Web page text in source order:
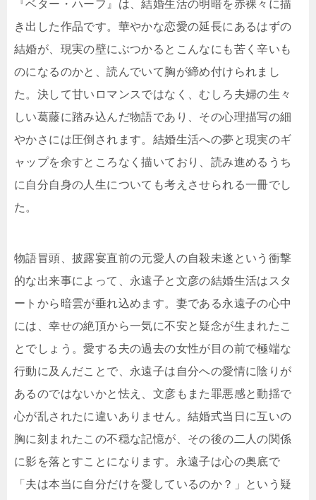
『ベター・ハーフ』は、結婚生活の明暗を赤裸々に描
き出した作品です。華やかな恋愛の延長にあるはずの
結婚が、現実の壁にぶつかるとこんなにも苦く辛いも
のになるのかと、読んでいて胸が締め付けられまし
た。決して甘いロマンスではなく、むしろ夫婦の生々
しい葛藤に踏み込んだ物語であり、その心理描写の細
やかさには圧倒されます。結婚生活への夢と現実のギ
ャップを余すところなく描いており、読み進めるうち
に自分自身の人生についても考えさせられる一冊でし
た。
物語冒頭、披露宴直前の元愛人の自殺未遂という衝撃
的な出来事によって、永遠子と文彦の結婚生活はスタ
ートから暗雲が垂れ込めます。妻である永遠子の心中
には、幸せの絶頂から一気に不安と疑念が生まれたこ
とでしょう。愛する夫の過去の女性が目の前で極端な
行動に及んだことで、永遠子は自分への愛情に陰りが
あるのではないかと怯え、文彦もまた罪悪感と動揺で
心が乱されたに違いありません。結婚式当日に互いの
胸に刻まれたこの不穏な記憶が、その後の二人の関係
に影を落とすことになります。永遠子は心の奥底で
「夫は本当に自分だけを愛しているのか？」という疑